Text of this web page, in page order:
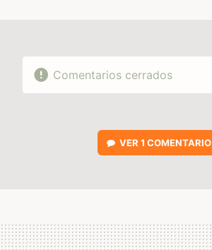
Comentarios cerrados
VER 1 COMENTARIO